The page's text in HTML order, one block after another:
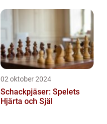
02 oktober 2024
Schackpjäser: Spelets
Hjärta och Själ